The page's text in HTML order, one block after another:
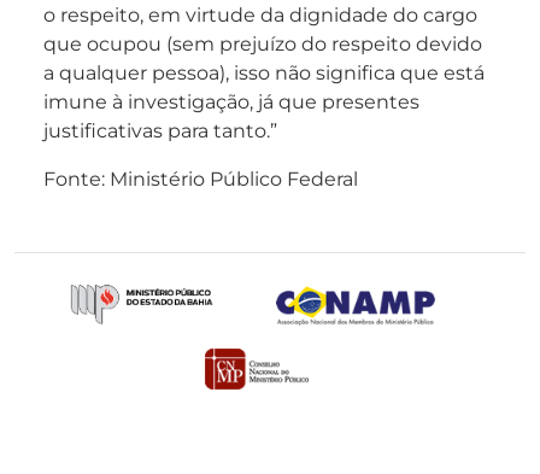
o respeito, em virtude da dignidade do cargo
que ocupou (sem prejuízo do respeito devido
a qualquer pessoa), isso não significa que está
imune à investigação, já que presentes
justificativas para tanto.”
Fonte: Ministério Público Federal